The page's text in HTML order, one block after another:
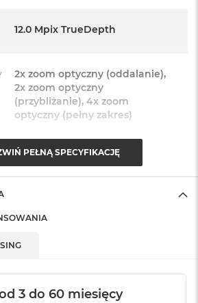
do ładowania (1m)
12.0 Mpix TrueDepth
2x zoom optyczny (oddalanie),
2x zoom optyczny
(przybliżanie), 4x zoom
optyczny (pełny zakres)
Maks. 10x zoom cyfrowy
Główny 48 Mpix + 12 Mpix
: TAK
PEŁNĄ SPECYFIKACJĘ
3 do 60 miesięcy